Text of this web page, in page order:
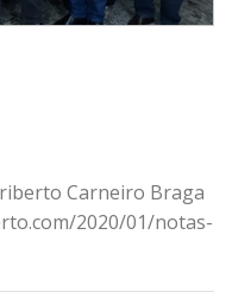
Carneiro Braga
2020/01/notas-